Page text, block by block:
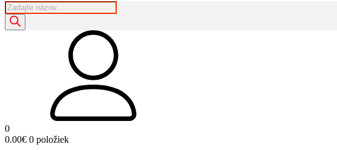
Products
search
0
0.00€ 0 položiek